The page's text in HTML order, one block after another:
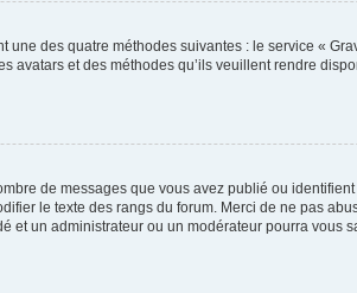
des quatre méthodes suivantes : le service «
et des méthodes qu’ils veuillent rendre
de messages que vous avez publié ou
le texte des rangs du forum. Merci de ne pas
et un administrateur ou un modérateur pourra vous